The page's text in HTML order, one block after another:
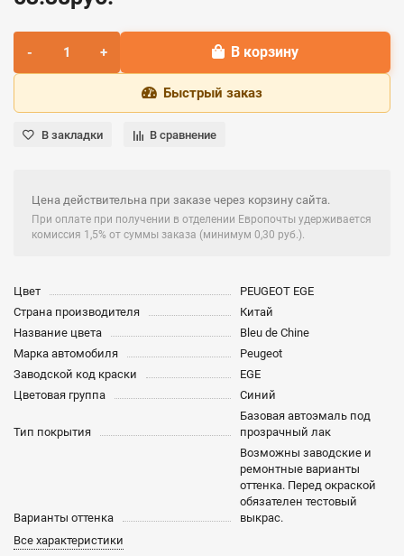
В корзину
Быстрый заказ
В закладки В сравнение
Цена действительна при заказе через корзину сайта.
При оплате при получении в отделении Европочты удерживается
комиссия 1,5% от суммы заказа (минимум 0,30 руб.).
Цвет
PEUGEOT EGE
Страна производителя
Китай
Название цвета
Bleu de Chine
Марка автомобиля
Peugeot
Заводской код краски
EGE
Цветовая группа
Синий
Тип покрытия
Базовая автоэмаль под
прозрачный лак
Варианты оттенка
Возможны заводские и
ремонтные варианты
оттенка. Перед окраской
обязателен тестовый
выкрас.
Все характеристики